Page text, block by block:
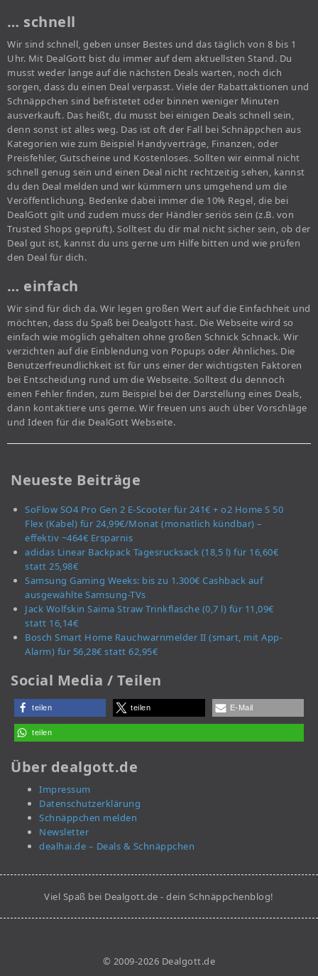
… schnell
Wir sind schnell, geben unser Bestes und das täglich von 8 bis 1
Uhr. Mit DealGott bist du immer auf dem aktuellsten Stand. Du
musst weder lange auf die nächsten Deals warten, noch dich
sorgen, dass du einen Deal verpasst. Viele der Rabattaktionen und
Schnäppchen sind befristetet oder binnen weniger Minuten
ausverkauft. Das heißt, du musst bei einigen Deals schnell sein,
denn sonst ist alles weg. Das ist oft der Fall bei Schnäppchen aus
Kategorien wie zum Beispiel Handyverträge, Finanzen, oder
Preisfehler, Gutscheine und Kostenloses. Sollten wir einmal nicht
schnell genug sein und einen Deal nicht rechtzeitig sehen, kannst
du den Deal melden und wir kümmern uns umgehend um die
Veröffentlichung. Bedenke dabei immer die 10% Regel, die bei
DealGott gilt und zudem muss der Händler seriös sein (z.B. von
Trusted Shops geprüft). Solltest du dir mal nicht sicher sein, ob der
Deal gut ist, kannst du uns gerne um Hilfe bitten und wie prüfen
den Deal für dich.
… einfach
Wir sind für dich da. Wir legen großen Wert auf die Einfachheit und
möchten, dass du Spaß bei Dealgott hast. Die Webseite wird so
einfach wie möglich gehalten ohne großen Schnick Schnack. Wir
verzichten auf die Einblendung von Popups oder Ähnliches. Die
Benutzerfreundlichkeit ist für uns einer der wichtigsten Faktoren
bei Entscheidung rund um die Webseite. Solltest du dennoch
einen Fehler finden, zum Beispiel bei der Darstellung eines Deals,
dann kontaktiere uns gerne. Wir freuen uns auch über Vorschläge
und Ideen für die DealGott Webseite.
Neueste Beiträge
SoFlow SO4 Pro Gen 2 E-Scooter für 241€ + o2 Home S 50
Flex (Kabel) für 24,99€/Monat (monatlich kündbar) –
effektiv ~464€ Ersparnis
adidas Linear Backpack Tagesrucksack (18,5 l) für 16,60€
statt 25,98€
Samsung Gaming Weeks: bis zu 1.300€ Cashback auf
ausgewählte Samsung-TVs
Jack Wolfskin Saima Straw Trinkflasche (0,7 l) für 11,09€
statt 16,14€
Bosch Smart Home Rauchwarnmelder II (smart, mit App-
Alarm) für 56,28€ statt 62,95€
Social Media / Teilen
teilen teilen E-Mail
teilen
Über dealgott.de
Impressum
Datenschutzerklärung
Schnäppchen melden
Newsletter
dealhai.de – Deals & Schnäppchen
Viel Spaß bei Dealgott.de - dein Schnäppchenblog!
© 2009-2026 Dealgott.de